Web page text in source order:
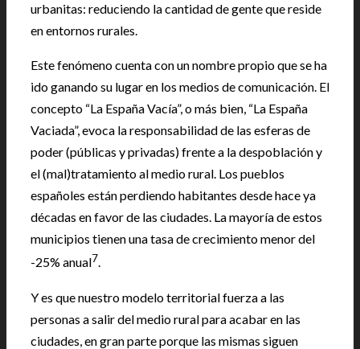
urbanitas: reduciendo la cantidad de gente que reside
en entornos rurales.
Este fenómeno cuenta con un nombre propio que se ha
ido ganando su lugar en los medios de comunicación. El
concepto “La España Vacía”, o más bien, “La España
Vaciada”, evoca la responsabilidad de las esferas de
poder (públicas y privadas) frente a la despoblación y
el (mal)tratamiento al medio rural. Los pueblos
españoles están perdiendo habitantes desde hace ya
décadas en favor de las ciudades. La mayoría de estos
municipios tienen una tasa de crecimiento menor del
-25% anual7.
Y es que nuestro modelo territorial fuerza a las
personas a salir del medio rural para acabar en las
ciudades, en gran parte porque las mismas siguen